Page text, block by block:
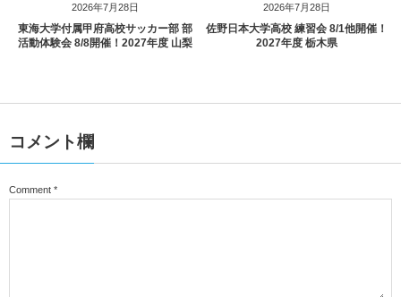
2026年7月28日
東海大学付属甲府高校サッカー部 部
活動体験会 8/8開催！2027年度 山梨
2026年7月28日
佐野日本大学高校 練習会 8/1他開催！
2027年度 栃木県
コメント欄
Comment *